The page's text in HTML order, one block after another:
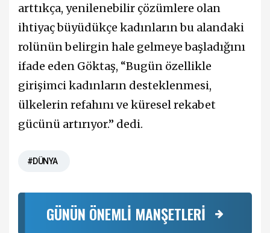
arttıkça, yenilenebilir çözümlere olan
ihtiyaç büyüdükçe kadınların bu alandaki
rolünün belirgin hale gelmeye başladığını
ifade eden Göktaş, “Bugün özellikle
girişimci kadınların desteklenmesi,
ülkelerin refahını ve küresel rekabet
gücünü artırıyor.” dedi.
#DÜNYA
GÜNÜN ÖNEMLİ MANŞETLERİ